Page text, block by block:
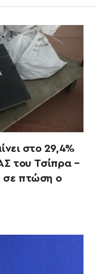
στο 29,4%
του Τσίπρα –
σε πτώση ο